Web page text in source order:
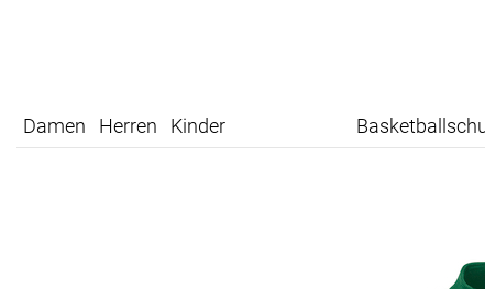
Damen Herren Kinder